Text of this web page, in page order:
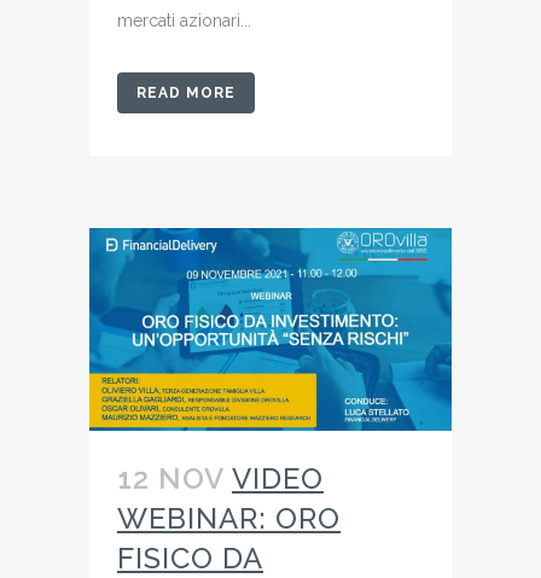
mercati azionari...
READ MORE
12 NOV VIDEO
WEBINAR: ORO
FISICO DA